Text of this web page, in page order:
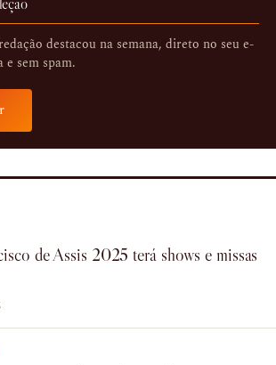
destacou na semana, direto no seu e-
e sem spam.
de Assis 2025 terá shows e missas